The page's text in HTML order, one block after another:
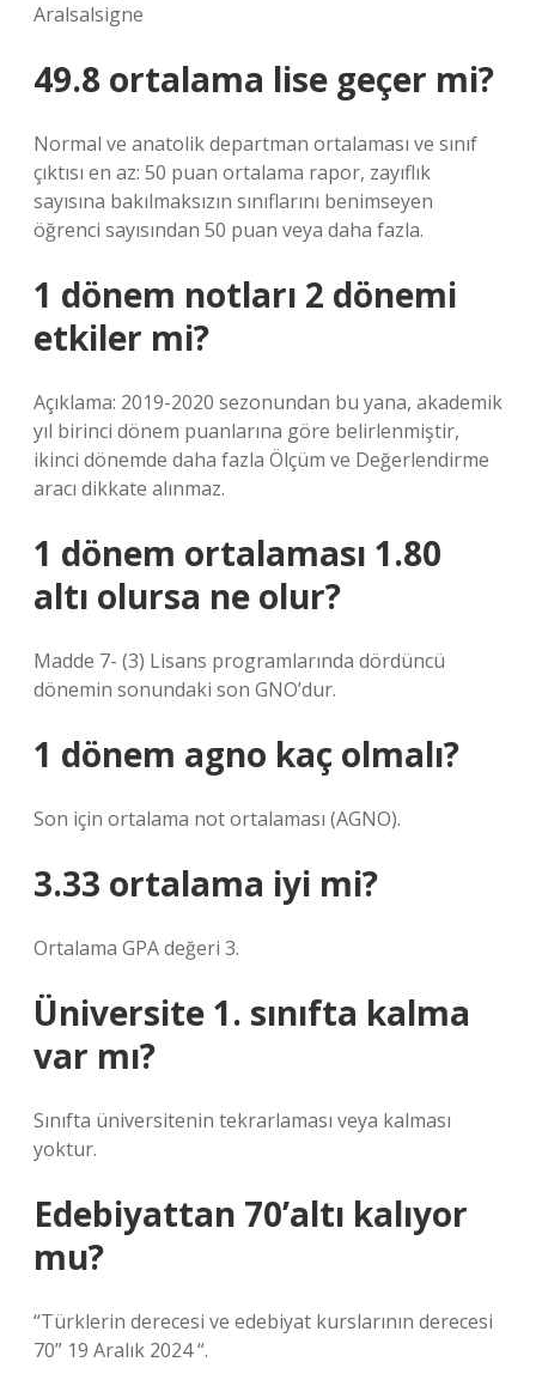
Aralsalsigne
49.8 ortalama lise geçer mi?
Normal ve anatolik departman ortalaması ve sınıf
çıktısı en az: 50 puan ortalama rapor, zayıflık
sayısına bakılmaksızın sınıflarını benimseyen
öğrenci sayısından 50 puan veya daha fazla.
1 dönem notları 2 dönemi
etkiler mi?
Açıklama: 2019-2020 sezonundan bu yana, akademik
yıl birinci dönem puanlarına göre belirlenmiştir,
ikinci dönemde daha fazla Ölçüm ve Değerlendirme
aracı dikkate alınmaz.
1 dönem ortalaması 1.80
altı olursa ne olur?
Madde 7- (3) Lisans programlarında dördüncü
dönemin sonundaki son GNO’dur.
1 dönem agno kaç olmalı?
Son için ortalama not ortalaması (AGNO).
3.33 ortalama iyi mi?
Ortalama GPA değeri 3.
Üniversite 1. sınıfta kalma
var mı?
Sınıfta üniversitenin tekrarlaması veya kalması
yoktur.
Edebiyattan 70’altı kalıyor
mu?
“Türklerin derecesi ve edebiyat kurslarının derecesi
70” 19 Aralık 2024 “.